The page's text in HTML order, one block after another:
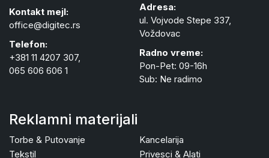
Kontakt mejl:
office@digitec.rs
Telefon:
+381 11 4207 307,
065 606 606 1
Adresa:
ul. Vojvode Stepe 337,
Voždovac
Radno vreme:
Pon-Pet: 09-16h
Sub: Ne radimo
Reklamni materijali
Torbe & Putovanje
Tekstil
Kancelarija
Privesci & Alati